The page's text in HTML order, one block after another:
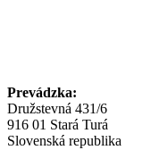
Prevádzka:
Družstevná 431/6
916 01 Stará Turá
Slovenská republika